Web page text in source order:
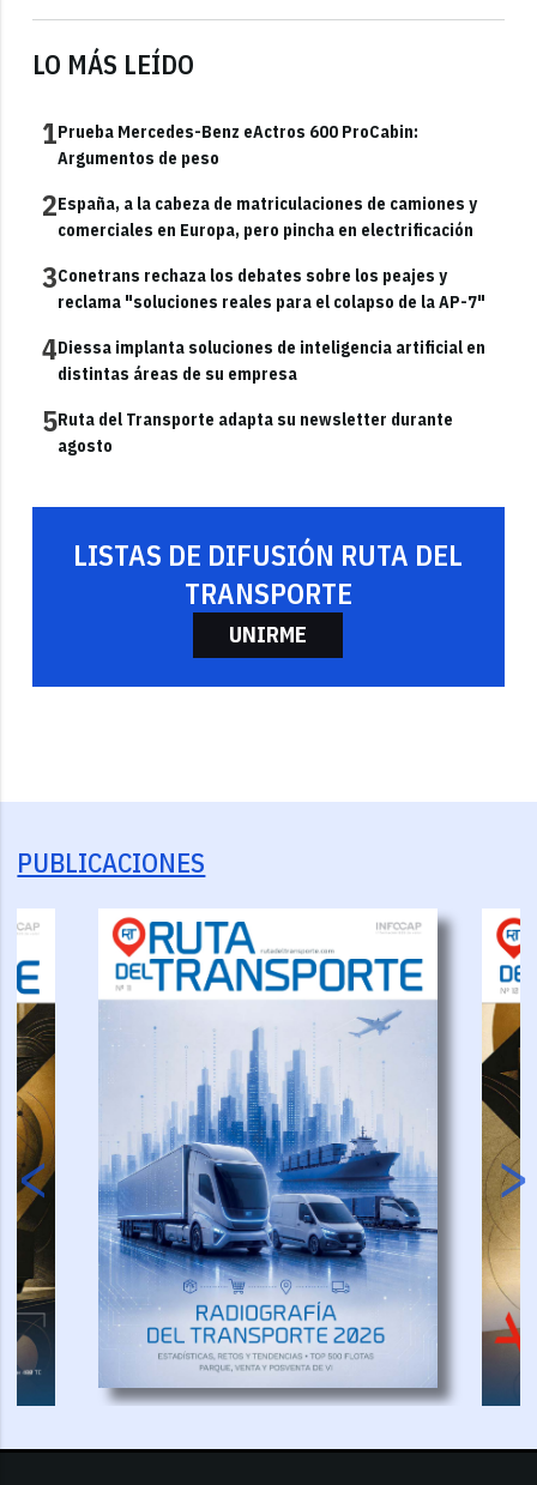
LO MÁS LEÍDO
1Prueba Mercedes-Benz eActros 600 ProCabin:
Argumentos de peso
2España, a la cabeza de matriculaciones de camiones y
comerciales en Europa, pero pincha en electrificación
3Conetrans rechaza los debates sobre los peajes y
reclama "soluciones reales para el colapso de la AP-7"
4Diessa implanta soluciones de inteligencia artificial en
distintas áreas de su empresa
5Ruta del Transporte adapta su newsletter durante
agosto
LISTAS DE DIFUSIÓN RUTA DEL
TRANSPORTE
UNIRME
PUBLICACIONES